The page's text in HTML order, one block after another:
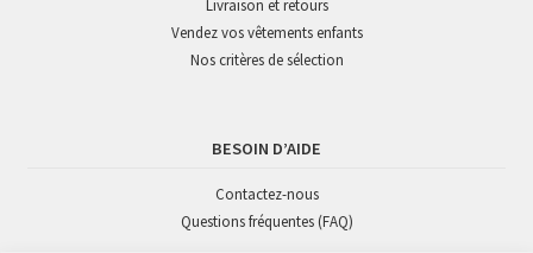
Livraison et retours
Vendez vos vêtements enfants
Nos critères de sélection
BESOIN D’AIDE
Contactez-nous
Questions fréquentes (FAQ)